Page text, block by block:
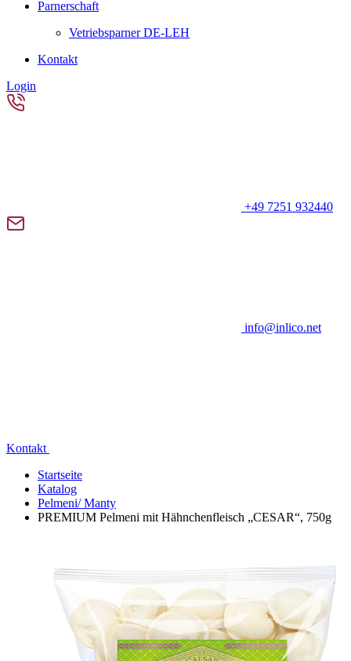
Parnerschaft
Vetriebsparner DE-LEH
Kontakt
Login
+49 7251 932440
info@inlico.net
Kontakt
Startseite
Katalog
Pelmeni/ Manty
PREMIUM Pelmeni mit Hähnchenfleisch „CESAR“, 750g